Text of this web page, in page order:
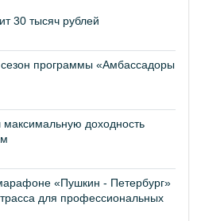
30 тысяч рублей
программы «Амбассадоры
максимальную доходность
«Пушкин - Петербург»
для профессиональных